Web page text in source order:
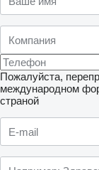
Пожалуйста,
международном
страной